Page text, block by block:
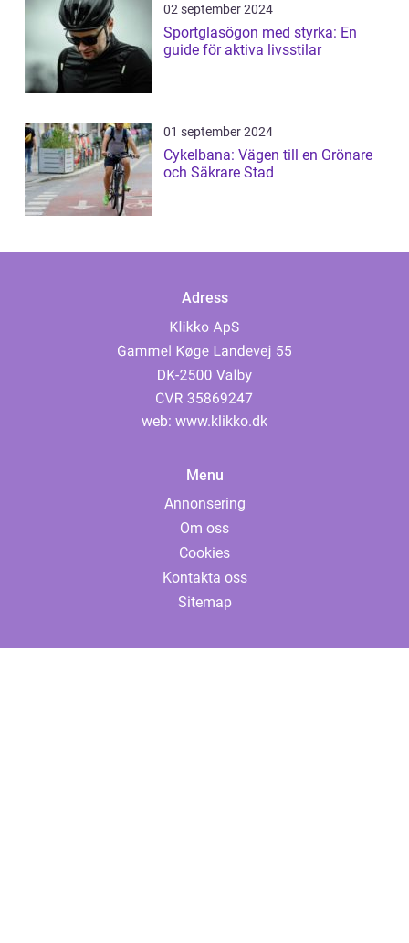
02 september 2024
Sportglasögon med styrka: En
guide för aktiva livsstilar
01 september 2024
Cykelbana: Vägen till en Grönare
och Säkrare Stad
Adress
web: www.klikko.dk
Menu
Annonsering
Om oss
Cookies
Kontakta oss
Sitemap